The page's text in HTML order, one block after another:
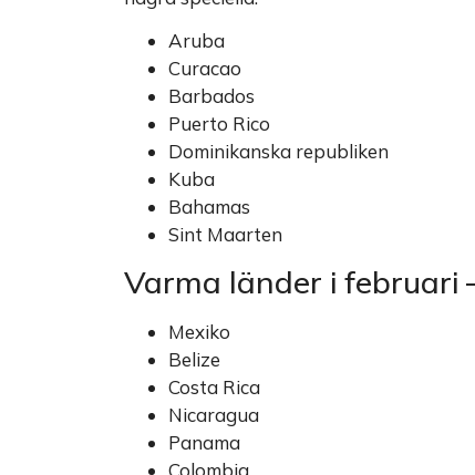
Aruba
Curacao
Barbados
Puerto Rico
Dominikanska republiken
Kuba
Bahamas
Sint Maarten
Varma länder i februari
Mexiko
Belize
Costa Rica
Nicaragua
Panama